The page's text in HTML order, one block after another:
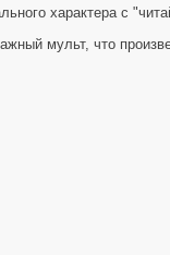
характера с
мульт, что